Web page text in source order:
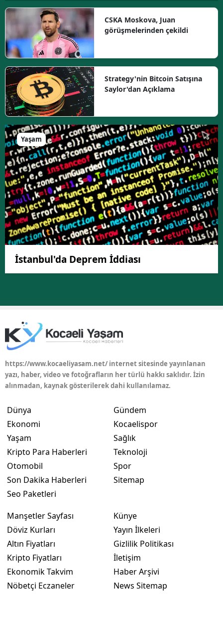
CSKA Moskova, Juan
görüşmelerinden çekildi
Strategy'nin Bitcoin Satışına
Saylor'dan Açıklama
Yaşam
İstanbul'da Deprem İddiası
https://www.kocaeliyasam.net/ internet sitesinde yayınlanan
yazı, haber, video ve fotoğrafların her türlü hakkı saklıdır. İzin
alınmadan, kaynak gösterilerek dahi kullanılamaz.
Dünya
Ekonomi
Yaşam
Kripto Para Haberleri
Otomobil
Son Dakika Haberleri
Seo Paketleri
Gündem
Kocaelispor
Sağlık
Teknoloji
Spor
Sitemap
Manşetler Sayfası
Döviz Kurları
Altın Fiyatları
Kripto Fiyatları
Ekonomik Takvim
Nöbetçi Eczaneler
Künye
Yayın İlkeleri
Gizlilik Politikası
İletişim
Haber Arşivi
News Sitemap